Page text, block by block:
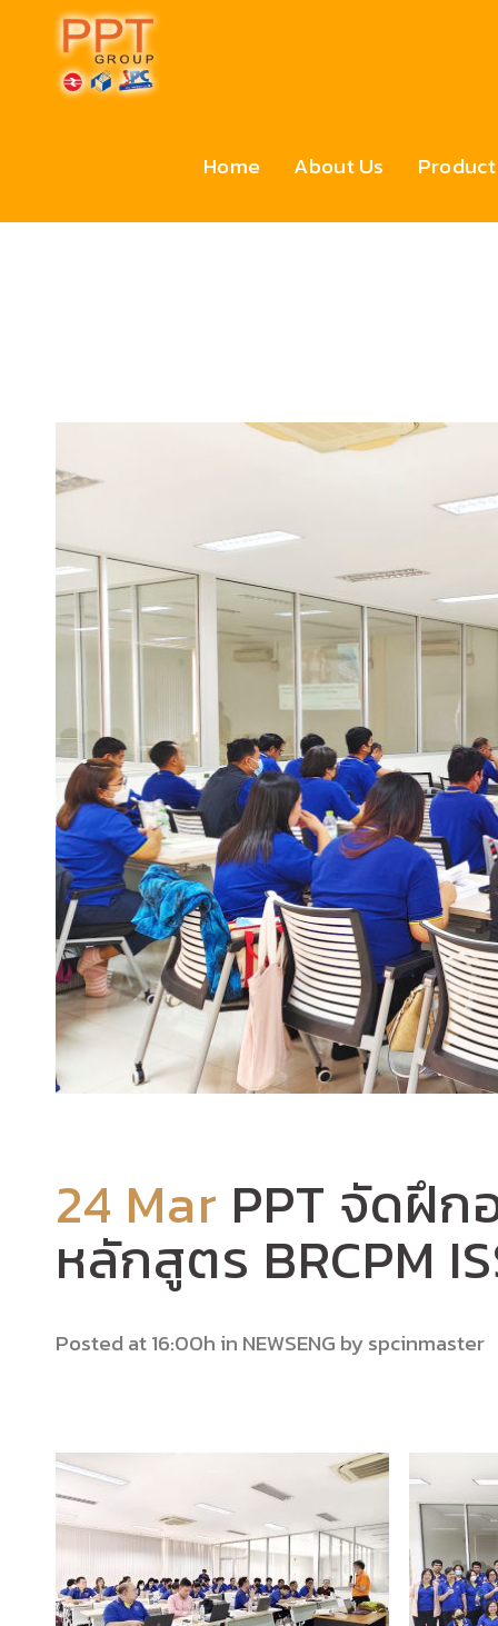
Home About Us
24 Mar PPT จัดฝึก
หลักสูตร BRCPM
Posted at 16:00h in NEWSENG byspcinmaster